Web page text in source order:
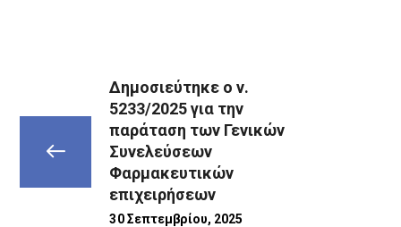
Δημοσιεύτηκε ο ν.
5233/2025 για την
παράταση των Γενικών
Συνελεύσεων
Φαρμακευτικών
επιχειρήσεων
30 Σεπτεμβρίου, 2025